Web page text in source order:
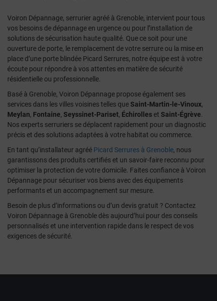
Voiron Dépannage, serrurier agréé à Grenoble, intervient pour tous
vos besoins de dépannage en urgence ou pour l’installation de
solutions de sécurisation haute qualité. Que ce soit pour une
ouverture de porte, le remplacement de votre serrure ou la mise en
place d’une porte blindée Picard Serrures, notre équipe est à votre
écoute pour répondre à vos attentes en matière de sécurité
résidentielle ou professionnelle.
Basé à Grenoble, Voiron Dépannage propose également ses
services dans les villes voisines telles queSaint-Martin-le-Vinoux,
Meylan, Fontaine, Seyssinet-Pariset, Échirolles et Saint-Égrève
Nos experts serruriers se déplacent rapidement pour un diagnostic
précis et des solutions adaptées à votre habitat ou commerce.
En tant qu’installateur agréé Picard Serrures à Grenoble, nous
garantissons des produits certifiés et un savoir-faire reconnu pour
optimiser la protection de votre domicile. Faites confiance à Voiron
Dépannage pour sécuriser vos biens avec des équipements
performants et un accompagnement sur mesure.
Besoin de plus d’informations ou d’un devis gratuit ? Contactez
Voiron Dépannage à Grenoble dès aujourd’hui pour des conseils
personnalisés et une intervention rapide dans le respect de vos
exigences de sécurité.